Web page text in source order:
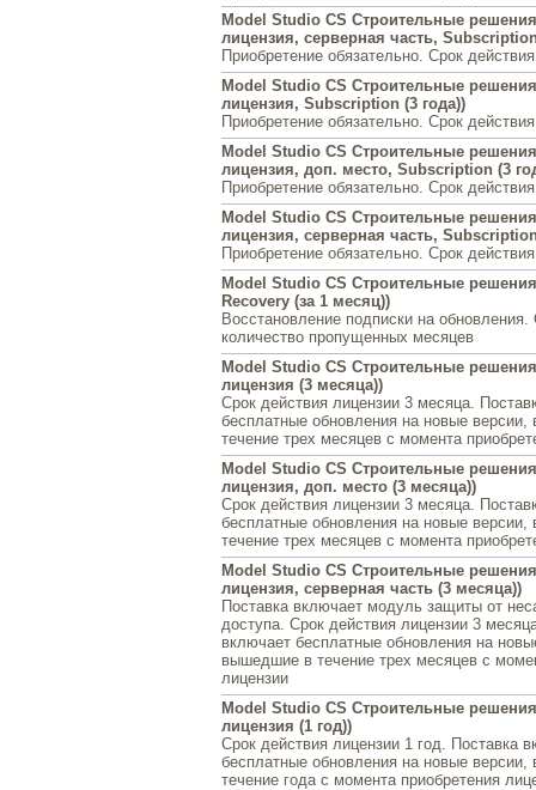
Model Studio CS Строительные
лицензия, серверная часть,
Приобретение обязательно. Срок
Model Studio CS Строительные
лицензия, Subscription (3 года))
Приобретение обязательно. Срок
Model Studio CS Строительные
лицензия, доп. место, Subscription (3
Приобретение обязательно. Срок
Model Studio CS Строительные
лицензия, серверная часть,
Приобретение обязательно. Срок
Model Studio CS Строительные
Recovery (за 1 месяц))
Восстановление подписки на обновления.
количество пропущенных месяцев
Model Studio CS Строительные
лицензия (3 месяца))
Срок действия лицензии 3 месяца.
бесплатные обновления на новые
течение трех месяцев с момента
Model Studio CS Строительные
лицензия, доп. место (3 месяца))
Срок действия лицензии 3 месяца.
бесплатные обновления на новые
течение трех месяцев с момента
Model Studio CS Строительные
лицензия, серверная часть (3 месяца))
Поставка включает модуль защиты от
доступа. Срок действия лицензии 3
включает бесплатные обновления на
вышедшие в течение трех месяцев с
лицензии
Model Studio CS Строительные
лицензия (1 год))
Срок действия лицензии 1 год. Поставка
бесплатные обновления на новые
течение года с момента приобретения